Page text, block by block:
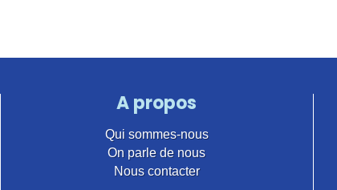
A propos
Qui sommes-nous
On parle de nous
Nous contacter